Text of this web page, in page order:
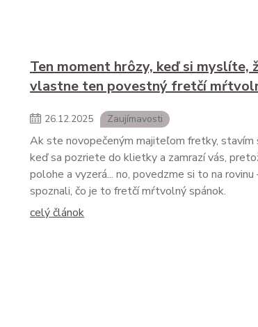
Ten moment hrôzy, keď si myslíte,
vlastne ten povestný fretčí
26.12.2025 Zaujímavosti
Ak ste novopečeným majiteľom fretky, stavím
keď sa pozriete do klietky a zamrazí vás,
polohe a vyzerá... no, povedzme si to na
spoznali, čo je to fretčí mŕtvolný spánok.
celý článok